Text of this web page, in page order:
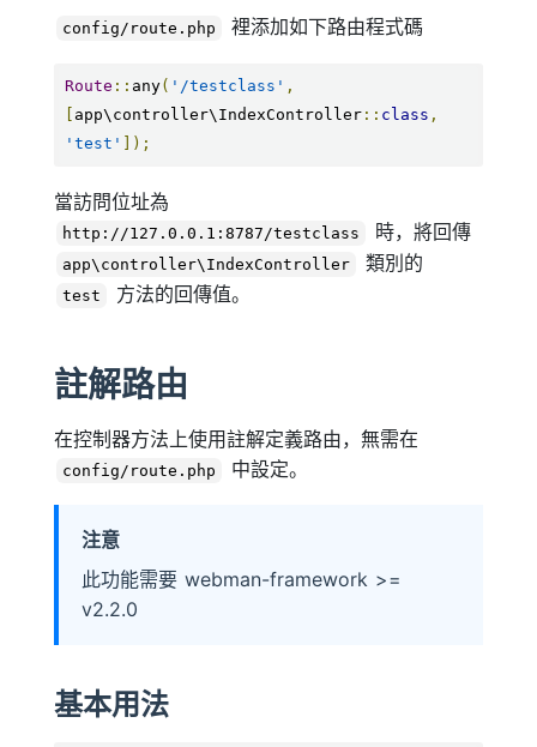
config/route.php 裡添加如下路由程式碼
Route :: any( '/testclass' ,
app\controller\IndexController:: class ,
'test'
]);
當訪問位址為
http://127.0.0.1:8787/testclass 時，將回傳
app\controller\IndexController 類別的
test 方法的回傳值。
註解路由
在控制器方法上使用註解定義路由，無需在
config/route.php 中設定。
注意
此功能需要 webman-framework >=
v2.2.0
基本用法